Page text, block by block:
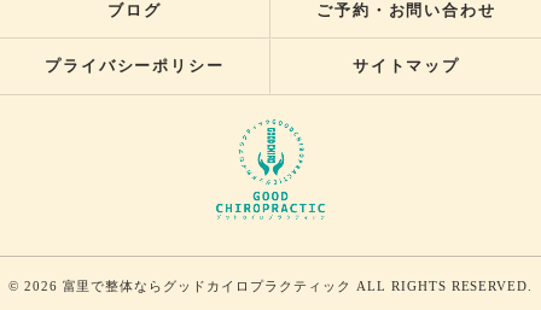
ブログ ご予約・お問い合わせ
プライバシーポリシー サイトマップ
© 2026 富里で整体ならグッドカイロプラクティック ALL RIGHTS RESERVED.